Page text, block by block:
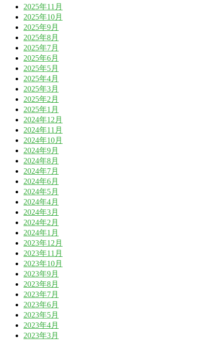
2025年11月
2025年10月
2025年9月
2025年8月
2025年7月
2025年6月
2025年5月
2025年4月
2025年3月
2025年2月
2025年1月
2024年12月
2024年11月
2024年10月
2024年9月
2024年8月
2024年7月
2024年6月
2024年5月
2024年4月
2024年3月
2024年2月
2024年1月
2023年12月
2023年11月
2023年10月
2023年9月
2023年8月
2023年7月
2023年6月
2023年5月
2023年4月
2023年3月